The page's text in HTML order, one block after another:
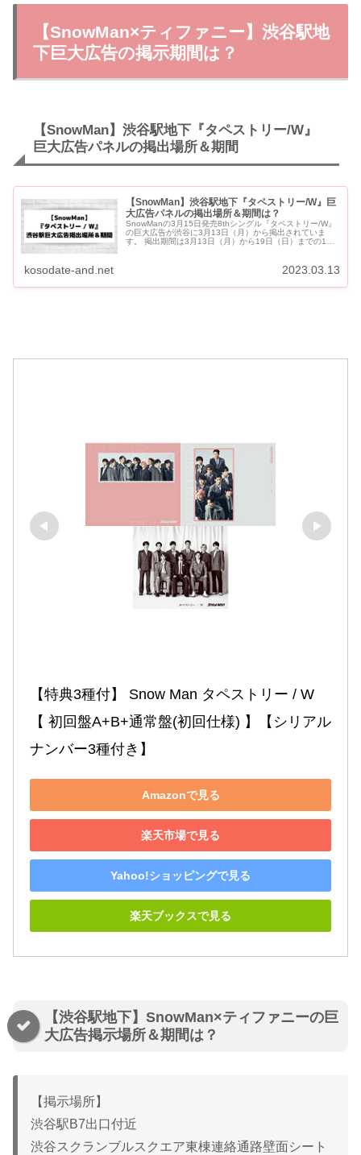
【SnowMan×ティファニー】渋谷駅地
下巨大広告の掲示期間は？
【SnowMan】渋谷駅地下『タペストリー/W』
巨大広告パネルの掲出場所＆期間
【SnowMan】渋谷駅地下『タペストリー/W』巨
大広告パネルの掲出場所＆期間は？
SnowManの3月15日発売8thシングル『タペストリー/W』
の巨大広告が渋谷に3月13日（月）から掲出されていま
す。 掲出期間は3月13日（月）から19日（日）までの1週
kosodate-and.net 2023.03.13
【特典3種付】 Snow Man タペストリー / W
【 初回盤A+B+通常盤(初回仕様) 】【シリアル
ナンバー3種付き】
Amazonで見る
楽天市場で見る
Yahoo!ショッピングで見る
楽天ブックスで見る
【渋谷駅地下】SnowMan×ティファニーの巨
大広告掲示場所＆期間は？
【掲示場所】
渋谷駅B7出口付近
渋谷スクランブルスクエア東棟連絡通路壁面シート